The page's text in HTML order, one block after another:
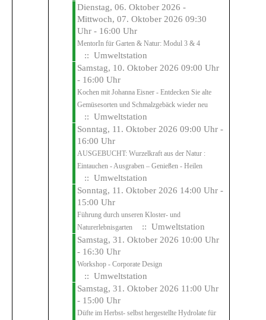
Dienstag, 06. Oktober 2026 -
Mittwoch, 07. Oktober 2026 09:30
Uhr - 16:00 Uhr
MentorIn für Garten & Natur: Modul 3 & 4
:: Umweltstation
Samstag, 10. Oktober 2026 09:00 Uhr
- 16:00 Uhr
Kochen mit Johanna Eisner - Entdecken Sie alte
Gemüsesorten und Schmalzgebäck wieder neu
:: Umweltstation
Sonntag, 11. Oktober 2026 09:00 Uhr -
16:00 Uhr
AUSGEBUCHT: Wurzelkraft aus der Natur :
Eintauchen - Ausgraben – Genießen - Heilen
:: Umweltstation
Sonntag, 11. Oktober 2026 14:00 Uhr -
15:00 Uhr
Führung durch unseren Kloster- und
Naturerlebnisgarten
:: Umweltstation
Samstag, 31. Oktober 2026 10:00 Uhr
- 16:30 Uhr
Workshop - Corporate Design
:: Umweltstation
Samstag, 31. Oktober 2026 11:00 Uhr
- 15:00 Uhr
Düfte im Herbst- selbst hergestellte Hydrolate für